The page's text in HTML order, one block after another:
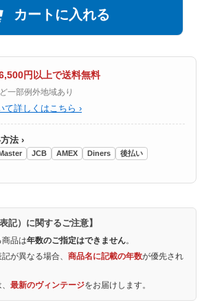
カートに入れる
円以上で送料無料
一部例外地域あり
て詳しくはこちら ›
法 ›
Master JCB AMEX Diners
後払い
記）に関するご注意】
品は年数のご指定はできません。
が異なる場合、 商品名に記載の年数が優先され
最新のヴィンテージをお届けします。